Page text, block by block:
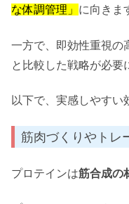
な体調管理」 に向きま
一方で、即効性重視の
と比較した戦略が必要
以下で、実感しやすい
筋肉づくりやトレ
プロテインは筋合成の